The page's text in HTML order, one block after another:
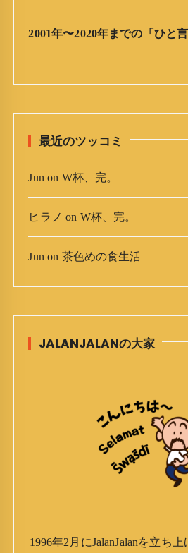
ア
2001年〜2020年までの「ひと言
最近のツッコミ
Jun on W杯、完。
ヒラノ on W杯、完。
Jun on 茶色めの食生活
JALANJALANの大家
1996年2月にJalanJalanを立ち